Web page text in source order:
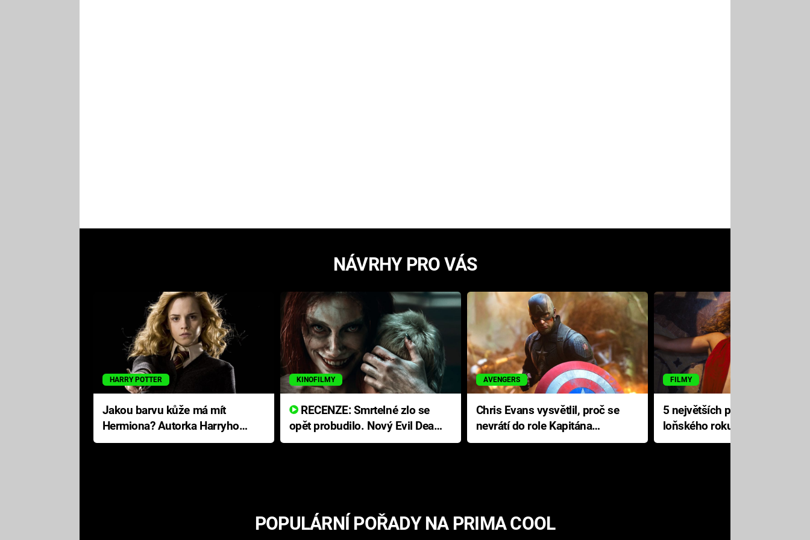
NÁVRHY PRO VÁS
HARRY POTTER
Jakou barvu kůže má mít
Hermiona? Autorka Harryho
Pottera přišla s ráznou
KINOFILMY
RECENZE: Smrtelné zlo se
opět probudilo. Nový Evil Dead
přichází s neodolatelnou
AVENGERS
Chris Evans vysvětlil, proč se
nevrátí do role Kapitána
Ameriky
FILMY
5 největších propadáků
loňského roku: Disney na
jediné katastrofě prodělal 200
POPULÁRNÍ POŘADY NA PRIMA COOL